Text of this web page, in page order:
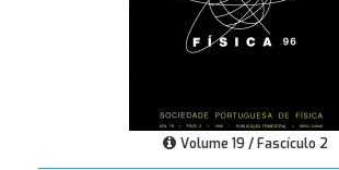
Volume 19 / Fascículo 2